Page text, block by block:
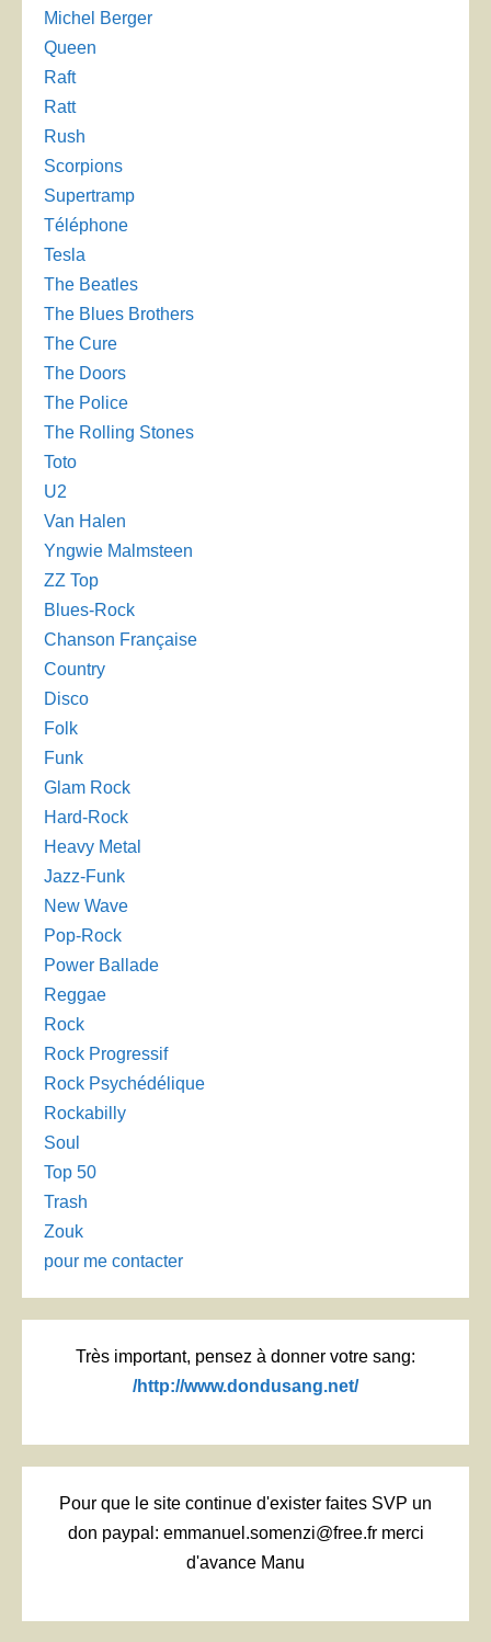
Michel Berger
Queen
Raft
Ratt
Rush
Scorpions
Supertramp
Téléphone
Tesla
The Beatles
The Blues Brothers
The Cure
The Doors
The Police
The Rolling Stones
Toto
U2
Van Halen
Yngwie Malmsteen
ZZ Top
Blues-Rock
Chanson Française
Country
Disco
Folk
Funk
Glam Rock
Hard-Rock
Heavy Metal
Jazz-Funk
New Wave
Pop-Rock
Power Ballade
Reggae
Rock
Rock Progressif
Rock Psychédélique
Rockabilly
Soul
Top 50
Trash
Zouk
pour me contacter
Très important, pensez à donner votre sang:
/http://www.dondusang.net/
Pour que le site continue d'exister faites SVP un
don paypal: emmanuel.somenzi@free.fr merci
d'avance Manu